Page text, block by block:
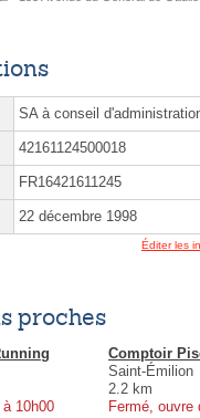
SA à conseil
42161124500018
FR16421611245
22 décembre 1998
Éditer les
proches
10h00
Comptoir
Saint-Émilion
2.2 km
Fermé, ouvre